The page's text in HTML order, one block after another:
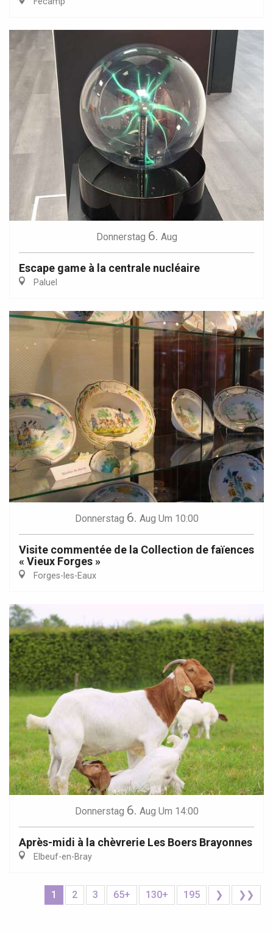
Donnerstag 6. Aug
Escape game à la centrale nucléaire
Paluel
Donnerstag 6. Aug Um 10:00
Visite commentée de la Collection de faïences
« Vieux Forges »
Forges-les-Eaux
Donnerstag 6. Aug Um 14:00
Après-midi à la chèvrerie Les Boers Brayonnes
Elbeuf-en-Bray
1 2 3 65+ 130+ 195 ❯ ❯❯